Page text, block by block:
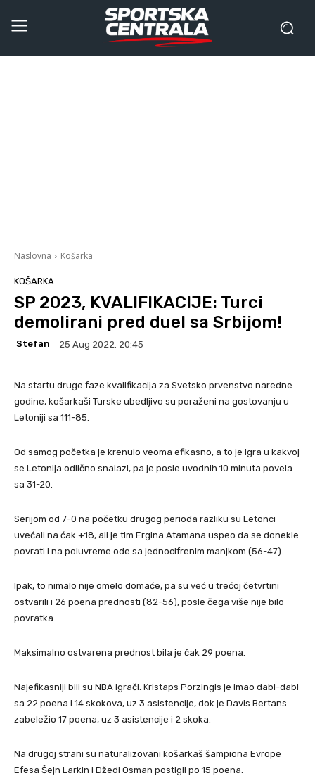
Naslovna Košarka
KOŠARKA
SP 2023, KVALIFIKACIJE: Turci
demolirani pred duel sa Srbijom!
Stefan 25 Aug 2022. 20:45
Na startu druge faze kvalifikacija za Svetsko prvenstvo naredne
godine, košarkaši Turske ubedljivo su poraženi na gostovanju u
Letoniji sa 111-85.
Od samog početka je krenulo veoma efikasno, a to je igra u kakvoj
se Letonija odlično snalazi, pa je posle uvodnih 10 minuta povela
sa 31-20.
Serijom od 7-0 na početku drugog perioda razliku su Letonci
uvećali na ćak +18, ali je tim Ergina Atamana uspeo da se donekle
povrati i na poluvreme ode sa jednocifrenim manjkom (56-47).
Ipak, to nimalo nije omelo domaće, pa su već u trećoj četvrtini
ostvarili i 26 poena prednosti (82-56), posle čega više nije bilo
povratka.
Maksimalno ostvarena prednost bila je čak 29 poena.
Najefikasniji bili su NBA igrači. Kristaps Porzingis je imao dabl-dabl
sa 22 poena i 14 skokova, uz 3 asistencije, dok je Davis Bertans
zabeležio 17 poena, uz 3 asistencije i 2 skoka.
Na drugoj strani su naturalizovani košarkaš šampiona Evrope
Efesa Šejn Larkin i Džedi Osman postigli po 15 poena.